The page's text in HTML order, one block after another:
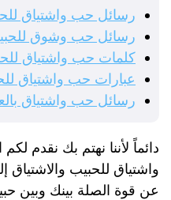
رسائل حب واشتياق
رسائل حب وشوق
كلمات حب واشتياق
عبارات حب واشتياق
رسائل حب واشتياق
دائماً لأننا نهتم بك نقدم
واشتياق للحبيب
عن قوة الصلة بينك وبين